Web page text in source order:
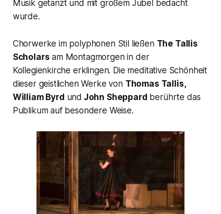
Musik getanzt und mit großem Jubel bedacht
wurde.
Chorwerke im polyphonen Stil ließen The Tallis
Scholars am Montagmorgen in der
Kollegienkirche erklingen. Die meditative Schönheit
dieser geistlichen Werke von Thomas Tallis,
William Byrd und John Sheppard berührte das
Publikum auf besondere Weise.